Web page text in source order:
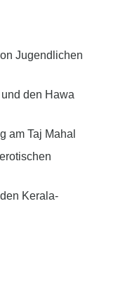
Jugendlichen
den Hawa
am Taj Mahal
Kerala-